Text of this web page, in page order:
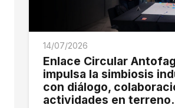
14/07/2026
Enlace Circular
impulsa la simbiosis
con diálogo,
actividades en terreno.